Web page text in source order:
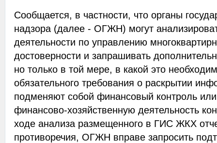
Сообщается, в частности, что органы
надзора (далее - ОГЖН) могут
деятельности по управлению
достоверности и запрашивать
но только в той мере, в какой это
обязательного требования о раскрытии
подменяют собой финансовый контроль
финансово-хозяйственную деятельность
ходе анализа размещенного в ГИС ЖКХ
противоречия, ОГЖН вправе запросить